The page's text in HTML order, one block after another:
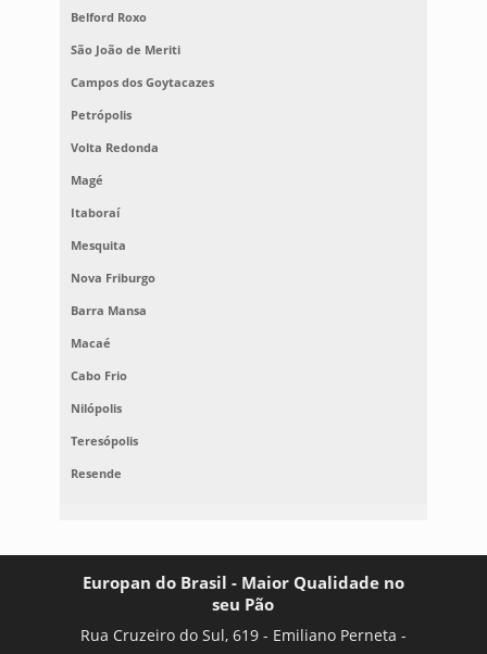
Belford Roxo
São João de Meriti
Campos dos Goytacazes
Petrópolis
Volta Redonda
Magé
Itaboraí
Mesquita
Nova Friburgo
Barra Mansa
Macaé
Cabo Frio
Nilópolis
Teresópolis
Resende
Europan do Brasil - Maior Qualidade no
seu Pão
Rua Cruzeiro do Sul, 619 - Emiliano Perneta -